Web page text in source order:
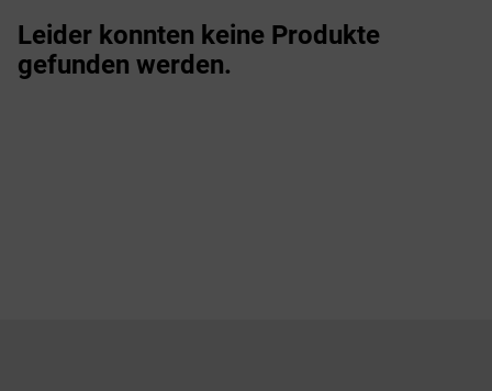
Leider konnten keine Produkte
gefunden werden.